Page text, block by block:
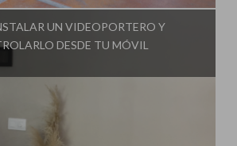
UN VIDEOPORTERO Y
DESDE TU MÓVIL